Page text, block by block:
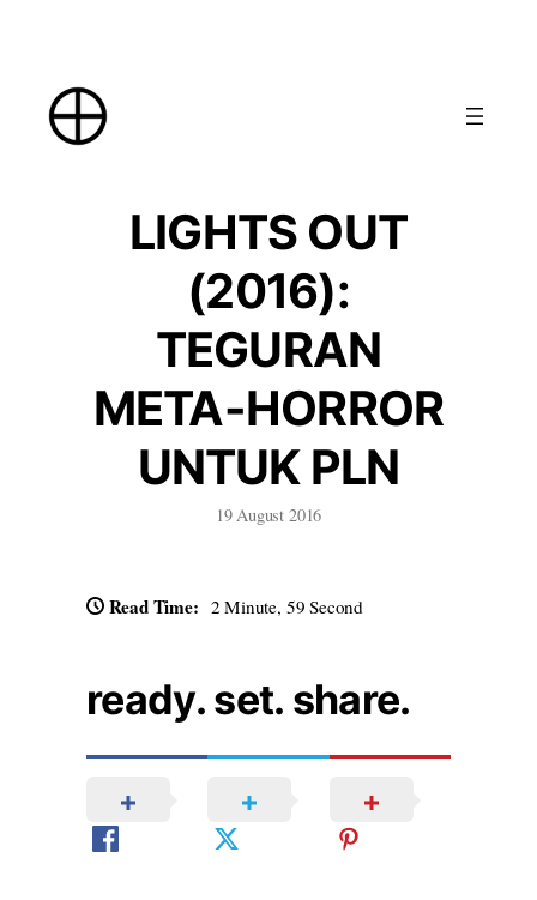
content
LIGHTS OUT
(2016):
TEGURAN
META-HORROR
UNTUK PLN
19 August 2016
Read Time: 2 Minute, 59 Second
ready. set. share.